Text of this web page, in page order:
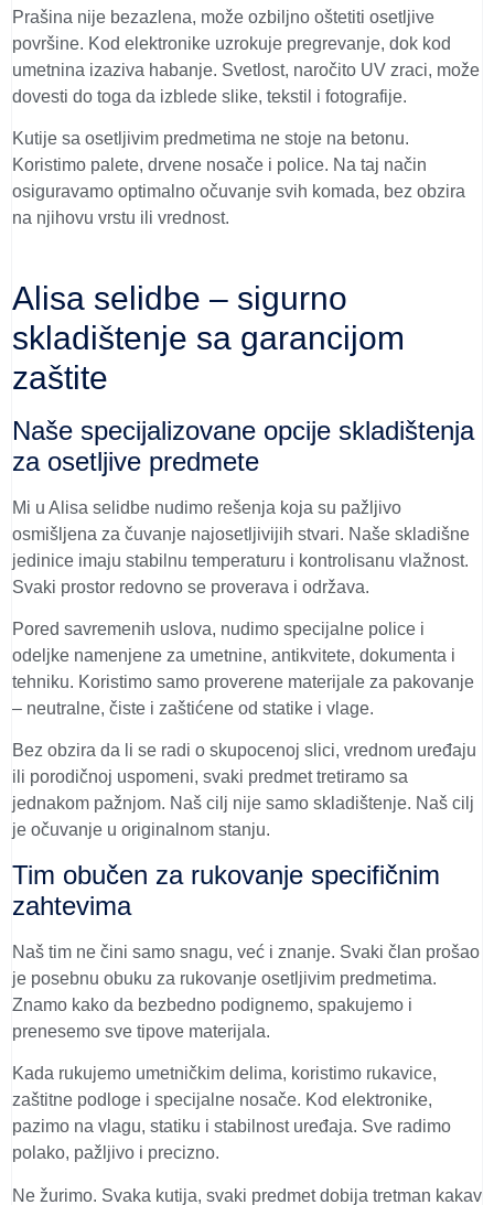
Prašina nije bezazlena, može ozbiljno oštetiti osetljive
površine. Kod elektronike uzrokuje pregrevanje, dok kod
umetnina izaziva habanje. Svetlost, naročito UV zraci, može
dovesti do toga da izblede slike, tekstil i fotografije.
Kutije sa osetljivim predmetima ne stoje na betonu.
Koristimo palete, drvene nosače i police. Na taj način
osiguravamo optimalno očuvanje svih komada, bez obzira
na njihovu vrstu ili vrednost.
Alisa selidbe – sigurno
skladištenje sa garancijom
zaštite
Naše specijalizovane opcije skladištenja
za osetljive predmete
Mi u Alisa selidbe nudimo rešenja koja su pažljivo
osmišljena za čuvanje najosetljivijih stvari. Naše skladišne
jedinice imaju stabilnu temperaturu i kontrolisanu vlažnost.
Svaki prostor redovno se proverava i održava.
Pored savremenih uslova, nudimo specijalne police i
odeljke namenjene za umetnine, antikvitete, dokumenta i
tehniku. Koristimo samo proverene materijale za pakovanje
– neutralne, čiste i zaštićene od statike i vlage.
Bez obzira da li se radi o skupocenoj slici, vrednom uređaju
ili porodičnoj uspomeni, svaki predmet tretiramo sa
jednakom pažnjom. Naš cilj nije samo skladištenje. Naš cilj
je očuvanje u originalnom stanju.
Tim obučen za rukovanje specifičnim
zahtevima
Naš tim ne čini samo snagu, već i znanje. Svaki član prošao
je posebnu obuku za rukovanje osetljivim predmetima.
Znamo kako da bezbedno podignemo, spakujemo i
prenesemo sve tipove materijala.
Kada rukujemo umetničkim delima, koristimo rukavice,
zaštitne podloge i specijalne nosače. Kod elektronike,
pazimo na vlagu, statiku i stabilnost uređaja. Sve radimo
polako, pažljivo i precizno.
Ne žurimo. Svaka kutija, svaki predmet dobija tretman kakav